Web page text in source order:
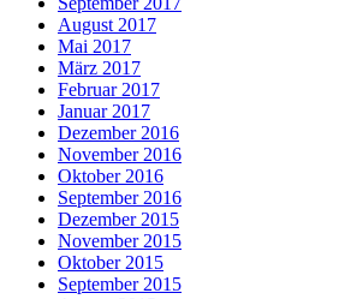
August 2017
Mai 2017
März 2017
Februar 2017
Januar 2017
Dezember 2016
November 2016
Oktober 2016
September 2016
Dezember 2015
November 2015
Oktober 2015
September 2015